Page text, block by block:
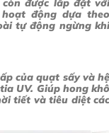
được lắp đặt với
động dựa theo
tự động ngừng khi
của quạt sấy và hệ
UV. Giúp hong khô
tiết và tiêu diệt các